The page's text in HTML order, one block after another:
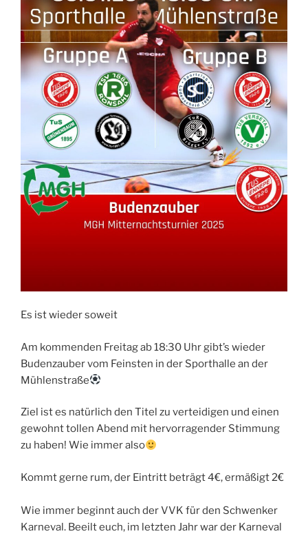
Es ist wieder soweit
Am kommenden Freitag ab 18:30 Uhr gibt’s wieder
Budenzauber vom Feinsten in der Sporthalle an der
Mühlenstraße
Ziel ist es natürlich den Titel zu verteidigen und einen
gewohnt tollen Abend mit hervorragender Stimmung
zu haben! Wie immer also
Kommt gerne rum, der Eintritt beträgt 4€, ermäßigt 2€
Wie immer beginnt auch der VVK für den Schwenker
Karneval. Beeilt euch, im letzten Jahr war der Karneval